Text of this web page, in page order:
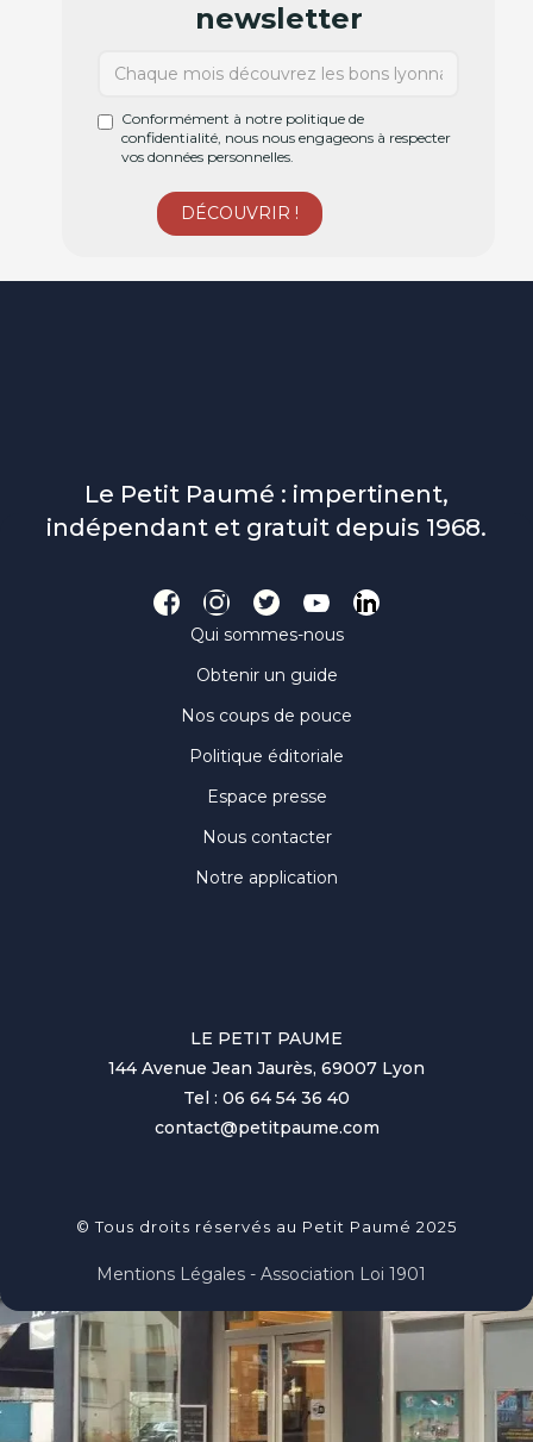
newsletter
Conformément à notre politique de
confidentialité, nous nous engageons à respecter
vos données personnelles.
Le Petit Paumé : impertinent,
indépendant et gratuit depuis 1968.
Qui sommes-nous
Obtenir un guide
Nos coups de pouce
Politique éditoriale
Espace presse
Nous contacter
Notre application
LE PETIT PAUME
144 Avenue Jean Jaurès, 69007 Lyon
Tel : 06 64 54 36 40
contact@petitpaume.com
© Tous droits réservés au Petit Paumé 2025
Mentions Légales - Association Loi 1901